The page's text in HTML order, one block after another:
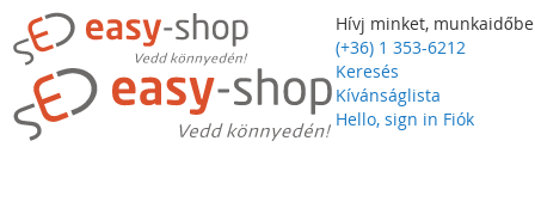
Hívj minket,
(+36) 1 353-6212
Keresés
Kívánságlista
Hello, sign in Fiók